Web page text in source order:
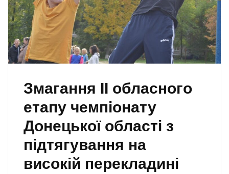
Змагання ІІ обласного
етапу чемпіонату
Донецької області з
підтягування на
високій перекладині